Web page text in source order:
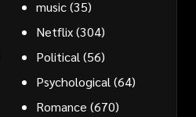
music(35)
Netflix(304)
Political (56)
Psychological (64)
Romance (670)